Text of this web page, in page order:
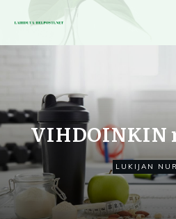
VIHDOINKIN
LUKIJAN